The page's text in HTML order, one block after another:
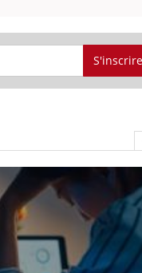
S'inscrire